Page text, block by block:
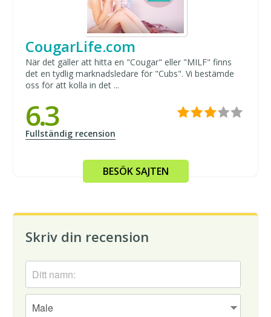
CougarLife.com
När det gäller att hitta en "Cougar" eller "MILF" finns
det en tydlig marknadsledare för "Cubs". Vi bestämde
oss för att kolla in det ...
6.3
Fullständig recension
BESÖK SAJTEN
Skriv din recension